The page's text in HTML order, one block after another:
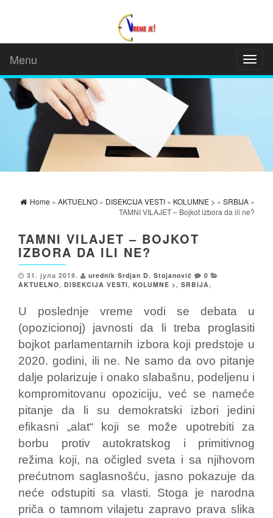
Menu
Home » AKTUELNO » DISEKCIJA VESTI » KOLUMNE > » SRBIJA »
TAMNI VILAJET – Bojkot izbora da ili ne?
TAMNI VILAJET – BOJKOT
IZBORA DA ILI NE?
31. јула 2019. urednik Srdjan D. Stojanović
0
AKTUELNO, DISEKCIJA VESTI, KOLUMNE > , SRBIJA ,
U poslednje vreme vodi se debata u
(opozicionoj) javnosti da li treba proglasiti
bojkot parlamentarnih izbora koji predstoje u
2020. godini, ili ne. Ne samo da ovo pitanje
dalje polarizuje i onako slabašnu, podeljenu i
kompromitovanu opoziciju, već se nameće
pitanje da li su demokratski izbori jedini
efikasni „alat“ koji se može upotrebiti za
borbu protiv autokratskog i primitivnog
režima koji, na očigled sveta i sa njihovom
prećutnom saglasnošću, jasno pokazuje da
neće odstupiti sa vlasti. Stoga je narodna
priča o tamnom vilajetu zapravo prava slika